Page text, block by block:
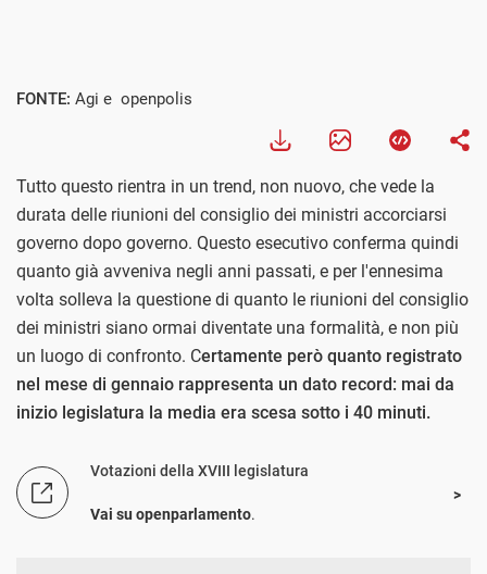
FONTE: Agi e openpolis
Tutto questo rientra in un trend, non nuovo, che vede la
durata delle riunioni del consiglio dei ministri accorciarsi
governo dopo governo. Questo esecutivo conferma quindi
quanto già avveniva negli anni passati, e per l'ennesima
volta solleva la questione di quanto le riunioni del consiglio
dei ministri siano ormai diventate una formalità, e non più
un luogo di confronto. Certamente però quanto registrato
nel mese di gennaio rappresenta un dato record: mai da
inizio legislatura la media era scesa sotto i 40 minuti.
Votazioni della XVIII legislatura
Vai su openparlamento.